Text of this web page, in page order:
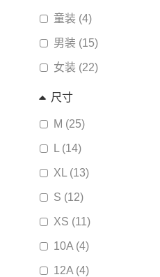
童装 (4)
男装 (15)
女装 (22)
尺寸
M (25)
L (14)
XL (13)
S (12)
XS (11)
10A (4)
12A (4)